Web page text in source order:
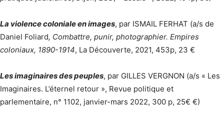
La violence coloniale en images, par ISMAIL FERHAT (a/s de
Daniel Foliard, Combattre, punir, photographier. Empires
coloniaux, 1890-1914, La Découverte, 2021, 453p, 23 €
Les imaginaires des peuples, par GILLES VERGNON (a/s « Les
Imaginaires. L’éternel retour », Revue politique et
parlementaire, n° 1102, janvier-mars 2022, 300 p, 25€ €)